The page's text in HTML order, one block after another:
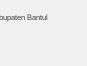
Bantul